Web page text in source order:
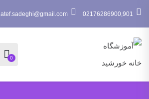
02176286900,901
atef.sadeghi@gmail.com
0